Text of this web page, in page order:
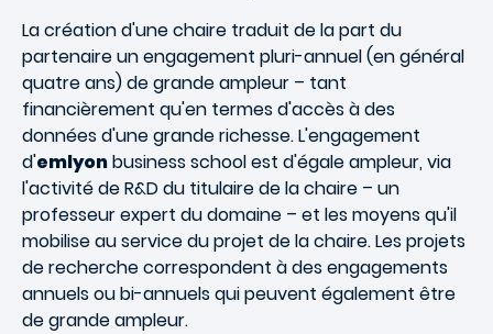
La création d'une chaire traduit de la part du
partenaire un engagement pluri-annuel (en général
quatre ans) de grande ampleur – tant
financièrement qu'en termes d'accès à des
données d'une grande richesse. L'engagement
d'emlyonbusiness school est d'égale ampleur, via
l'activité de R&D du titulaire de la chaire – un
professeur expert du domaine – et les moyens qu'il
mobilise au service du projet de la chaire. Les projets
de recherche correspondent à des engagements
annuels ou bi-annuels qui peuvent également être
de grande ampleur.